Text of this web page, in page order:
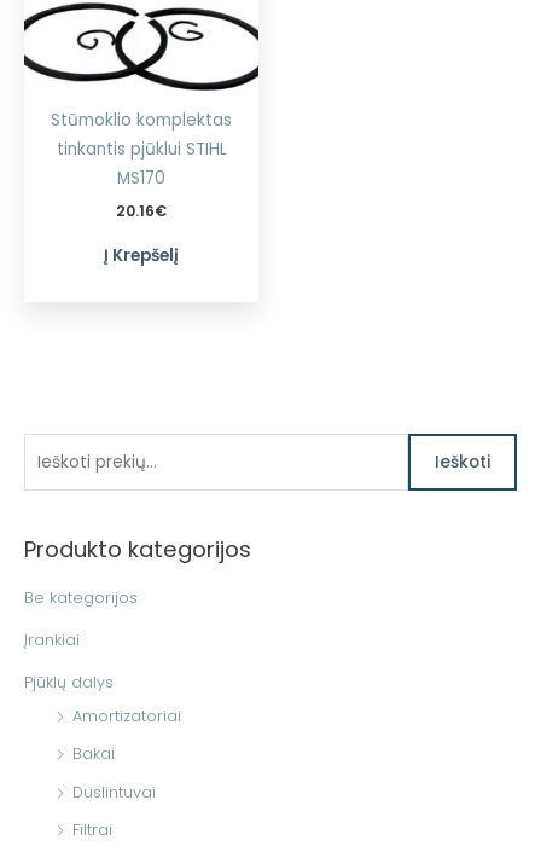
k
i
Ieškoti
Produkto kategorijos
Be kategorijos
Įrankiai
Pjūklų dalys
Amortizatoriai
Bakai
Duslintuvai
Filtrai
Stūmoklio komplektas
tinkantis pjūklui STIHL
MS170
20.16€
Į Krepšelį